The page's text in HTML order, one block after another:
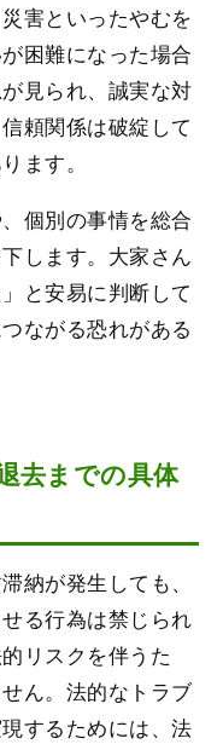
害といったやむを
困難になった場合
見られ、誠実な対
頼関係は破綻して
ます。
個別の事情を総合
します。大家さん
と安易に判断して
ながる恐れがある
去までの具体
納が発生しても、
る行為は禁じられ
リスクを伴うた
ん。法的なトラブ
するためには、法